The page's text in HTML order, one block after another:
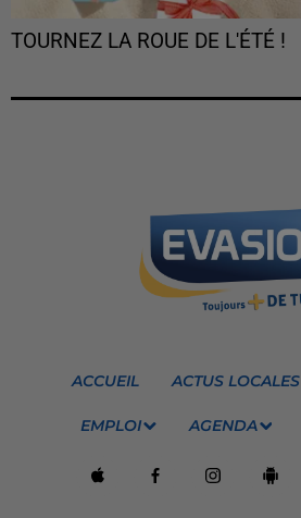
TOURNEZ LA ROUE DE L'ÉTÉ !
ACCUEIL ACTUS LOCALES
EMPLOI AGENDA